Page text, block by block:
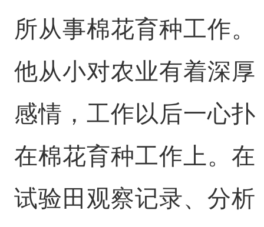
所从事棉花育种工作。
他从小对农业有着深厚
感情，工作以后一心扑
在棉花育种工作上。在
试验田观察记录、分析